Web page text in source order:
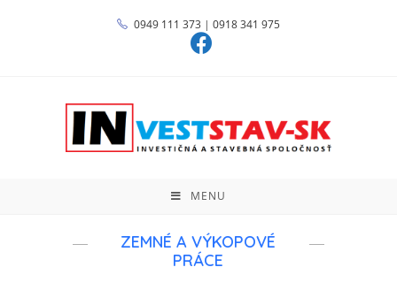
0949 111 373 | 0918 341 975
MENU
ZEMNÉ A VÝKOPOVÉ
PRÁCE